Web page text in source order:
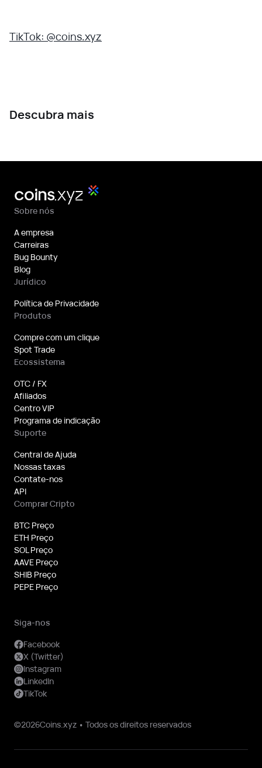
TikTok: @coins.xyz
Descubra mais
Sobre nós
A empresa
Carreiras
Bug Bounty
Blog
Jurídico
Política de Privacidade
Produtos
Compre com um clique
Spot Trade
Ecossistema
OTC / FX
Afiliados
Centro VIP
Programa de indicação
Suporte
Central de Ajuda
Nossas taxas
Contate-nos
API
Comprar Cripto
BTC Preço
ETH Preço
SOL Preço
AAVE Preço
SHIB Preço
PEPE Preço
©2026Coins.xyz • Todos os direitos reservados
Siga-nos
Facebook
X (Twitter)
Instagram
LinkedIn
TikTok